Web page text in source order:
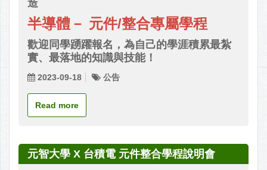
造
半導體－ 元件/整合專屬學程
歡迎同學踴躍報名，為自己的學涯積累最紮
實、最落地的知識與技能！
2023-09-18 公告
Read more
元智大學 X 台積電 元件整合學程說明會